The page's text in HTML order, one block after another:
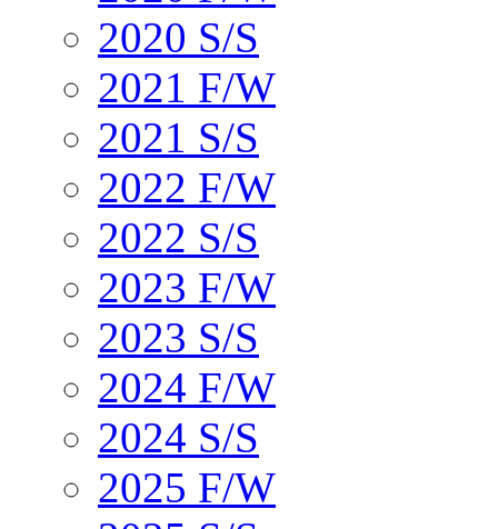
2020 S/S
2021 F/W
2021 S/S
2022 F/W
2022 S/S
2023 F/W
2023 S/S
2024 F/W
2024 S/S
2025 F/W